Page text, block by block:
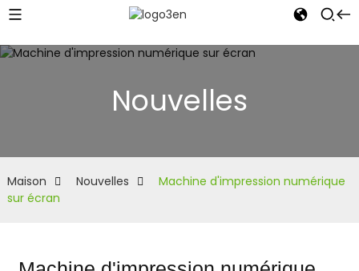
Nouvelles
Maison Nouvelles
Machine d'impression numérique
sur écran